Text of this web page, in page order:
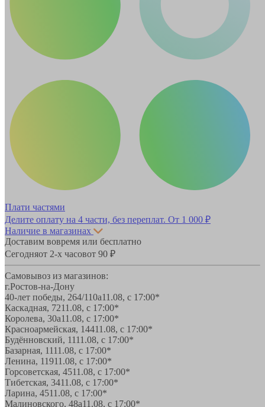
Плати частями
Делите оплату на 4 части, без переплат. От 1 000 ₽
Наличие в магазинах
Доставим вовремя или бесплатно
Сегодняот 2-х часовот 90 ₽
Самовывоз из магазинов:
г.Ростов-на-Дону
40-лет победы, 264/110а11.08, с 17:00*
Каскадная, 7211.08, с 17:00*
Королева, 30а11.08, с 17:00*
Красноармейская, 14411.08, с 17:00*
Будённовский, 1111.08, с 17:00*
Базарная, 1111.08, с 17:00*
Ленина, 11911.08, с 17:00*
Горсоветская, 4511.08, с 17:00*
Тибетская, 3411.08, с 17:00*
Ларина, 4511.08, с 17:00*
Малиновского, 48а11.08, с 17:00*